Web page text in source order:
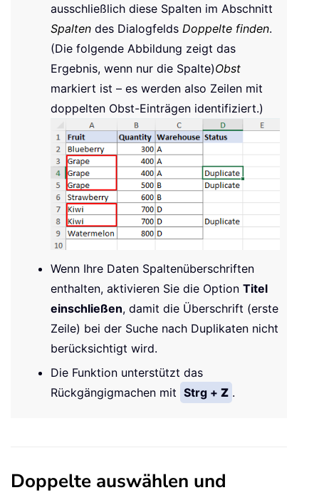
ausschließlich diese Spalten im Abschnitt
Spalten des Dialogfelds Doppelte finden.
(Die folgende Abbildung zeigt das
Ergebnis, wenn nur die Spalte)Obst
markiert ist – es werden also Zeilen mit
doppelten Obst-Einträgen identifiziert.)
Wenn Ihre Daten Spaltenüberschriften
enthalten, aktivieren Sie die Option Titel
einschließen, damit die Überschrift (erste
Zeile) bei der Suche nach Duplikaten nicht
berücksichtigt wird.
Die Funktion unterstützt das
Rückgängigmachen mit Strg + Z .
Doppelte auswählen und